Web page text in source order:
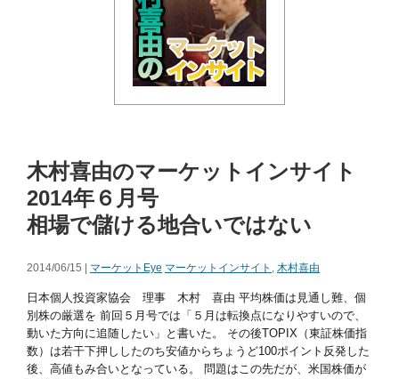
木村喜由のマーケットインサイト
2014年６月号
相場で儲ける地合いではない
2014/06/15 | マーケットEye マーケットインサイト , 木村喜由
日本個人投資家協会 理事 木村 喜由 平均株価は見通し難、個
別株の厳選を 前回５月号では「５月は転換点になりやすいので、
動いた方向に追随したい」と書いた。 その後TOPIX（東証株価指
数）は若干下押ししたのち安値からちょうど100ポイント反発した
後、高値もみ合いとなっている。 問題はこの先だが、米国株価が